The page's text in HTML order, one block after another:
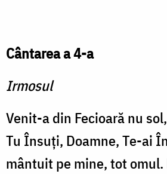
Cântarea a 4-a
Irmosul
Venit-a din Fecioară nu
Tu Însuţi, Doamne, Te-ai
mântuit pe mine, tot